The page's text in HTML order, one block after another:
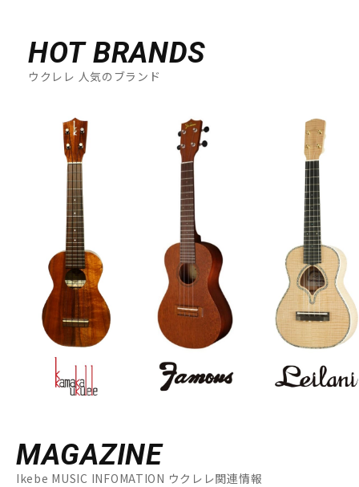
HOT BRANDS
ウクレレ 人気のブランド
MAGAZINE
Ikebe MUSIC INFOMATION ウクレレ関連情報